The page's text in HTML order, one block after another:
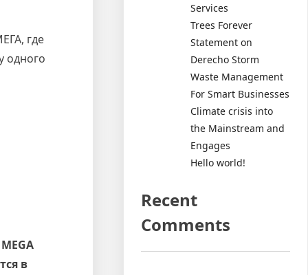
где
одного
в
Services
Trees Forever
Statement on
Derecho Storm
Waste Management
For Smart Businesses
Climate crisis into
the Mainstream and
Engages
Hello world!
Recent
Comments